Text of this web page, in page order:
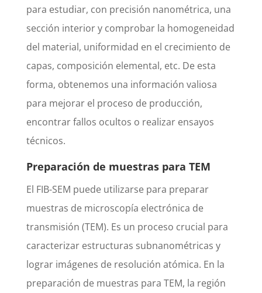
para estudiar, con precisión nanométrica, una
sección interior y comprobar la homogeneidad
del material, uniformidad en el crecimiento de
capas, composición elemental, etc. De esta
forma, obtenemos una información valiosa
para mejorar el proceso de producción,
encontrar fallos ocultos o realizar ensayos
técnicos.
Preparación de muestras para TEM
El FIB-SEM puede utilizarse para preparar
muestras de microscopía electrónica de
transmisión (TEM). Es un proceso crucial para
caracterizar estructuras subnanométricas y
lograr imágenes de resolución atómica. En la
preparación de muestras para TEM, la región